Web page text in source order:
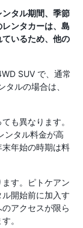
タル期間、季節
ンタカーは、島
いるため、他の
SUV で、通常
ルの場合は、
も異なります。
ンタル料金が高
年始の時期は料
す。ピトケアン
開始前に加入す
アクセスが限ら
。